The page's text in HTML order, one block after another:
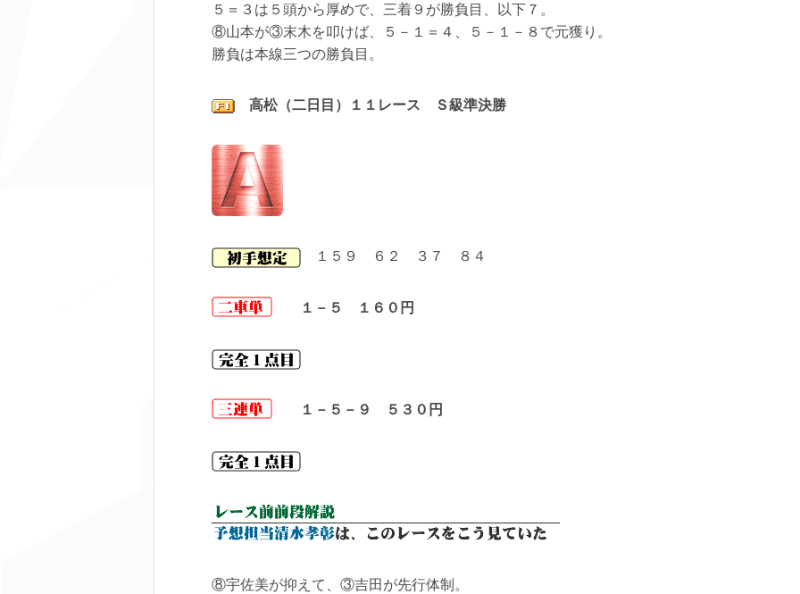
５＝３は５頭から厚めで、三着９が勝負目、以下７。
⑧山本が③末木を叩けば、５－１＝４、５－１－８で元獲り。
勝負は本線三つの勝負目。
高松（二日目）１１レース Ｓ級準決勝
１５９ ６２ ３７ ８４
１－５ １６０円
１－５－９ ５３０円
⑧宇佐美が抑えて、③吉田が先行体制。